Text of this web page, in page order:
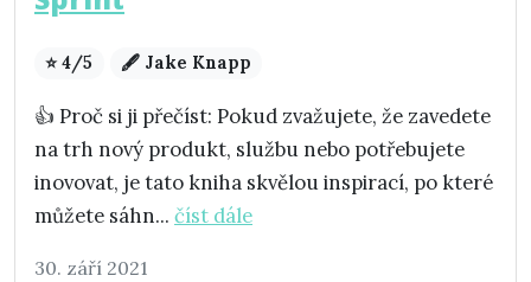
⭐ 4/5 🖋️ Jake Knapp
👍 Proč si ji přečíst: Pokud zvažujete, že zavedete
na trh nový produkt, službu nebo potřebujete
inovovat, je tato kniha skvělou inspirací, po které
můžete sáhn... číst dále
30. září 2021